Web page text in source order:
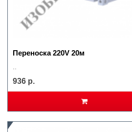
Переноска 220V 20м
936 р.